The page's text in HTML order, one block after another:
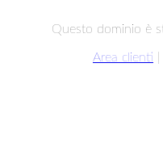
Questo dominio è
Area clienti